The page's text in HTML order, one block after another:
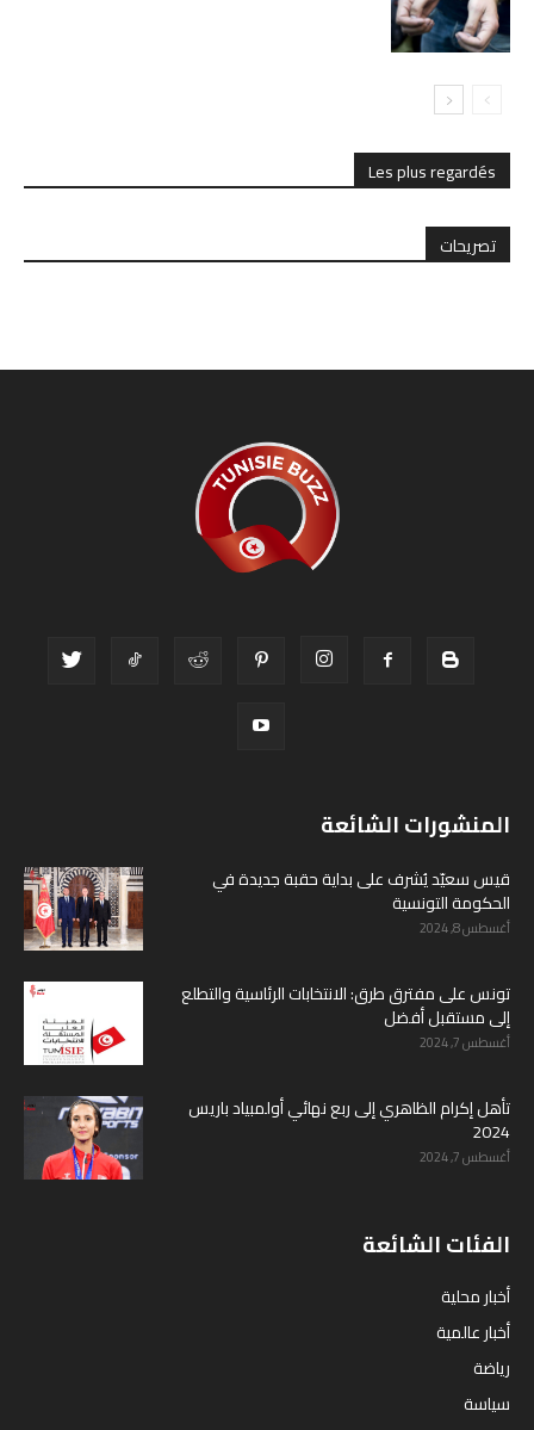
Les plus regardés
تصريحات
المنشورات الشائعة
قيس سعيّد يُشرف على بداية حقبة جديدة في
الحكومة التونسية
أغسطس 8, 2024
تونس على مفترق طرق: الانتخابات الرئاسية والتطلع
إلى مستقبل أفضل
أغسطس 7, 2024
تأهل إكرام الظاهري إلى ربع نهائي أولمبياد باريس
2024
أغسطس 7, 2024
الفئات الشائعة
أخبار محلية
أخبار عالمية
رياضة
سياسة